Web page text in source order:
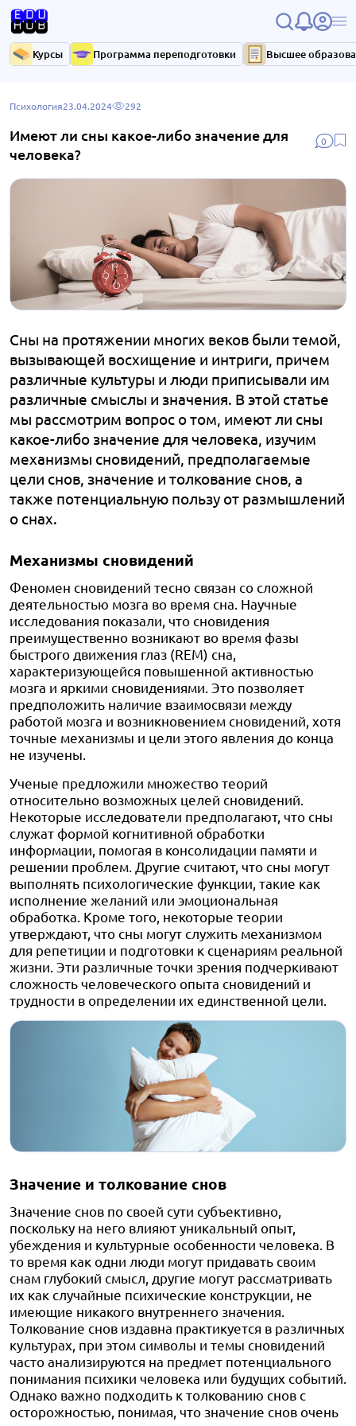
Курсы Программа переподготовки Высшее
0
Психология23.04.2024 292
Имеют ли сны какое-либо значение для
человека?
Сны на протяжении многих веков были темой,
вызывающей восхищение и интриги, причем
различные культуры и люди приписывали им
различные смыслы и значения. В этой статье
мы рассмотрим вопрос о том, имеют ли сны
какое-либо значение для человека, изучим
механизмы сновидений, предполагаемые
цели снов, значение и толкование снов, а
также потенциальную пользу от размышлений
о снах.
Механизмы сновидений
Феномен сновидений тесно связан со сложной
деятельностью мозга во время сна. Научные
исследования показали, что сновидения
преимущественно возникают во время фазы
быстрого движения глаз (REM) сна,
характеризующейся повышенной активностью
мозга и яркими сновидениями. Это позволяет
предположить наличие взаимосвязи между
работой мозга и возникновением сновидений, хотя
точные механизмы и цели этого явления до конца
не изучены.
Ученые предложили множество теорий
относительно возможных целей сновидений.
Некоторые исследователи предполагают, что сны
служат формой когнитивной обработки
информации, помогая в консолидации памяти и
решении проблем. Другие считают, что сны могут
выполнять психологические функции, такие как
исполнение желаний или эмоциональная
обработка. Кроме того, некоторые теории
утверждают, что сны могут служить механизмом
для репетиции и подготовки к сценариям реальной
жизни. Эти различные точки зрения подчеркивают
сложность человеческого опыта сновидений и
трудности в определении их единственной цели.
Значение и толкование снов
Значение снов по своей сути субъективно,
поскольку на него влияют уникальный опыт,
убеждения и культурные особенности человека. В
то время как одни люди могут придавать своим
снам глубокий смысл, другие могут рассматривать
их как случайные психические конструкции, не
имеющие никакого внутреннего значения.
Толкование снов издавна практикуется в различных
культурах, при этом символы и темы сновидений
часто анализируются на предмет потенциального
понимания психики человека или будущих событий.
Однако важно подходить к толкованию снов с
осторожностью, понимая, что значение снов очень